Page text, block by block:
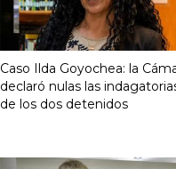
Caso Ilda Goyochea: la
declaró nulas las
de los dos detenidos